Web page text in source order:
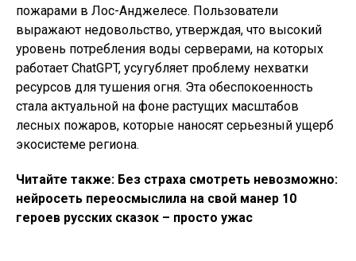
пожарами в Лос-Анджелесе. Пользователи
выражают недовольство, утверждая, что высокий
уровень потребления воды серверами, на которых
работает ChatGPT, усугубляет проблему нехватки
ресурсов для тушения огня. Эта обеспокоенность
стала актуальной на фоне растущих масштабов
лесных пожаров, которые наносят серьезный ущерб
экосистеме региона.
Читайте также: Без страха смотреть невозможно:
нейросеть переосмыслила на свой манер 10
героев русских сказок – просто ужас